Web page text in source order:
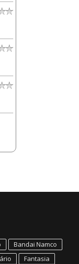
Bandai Namco
Fantasia